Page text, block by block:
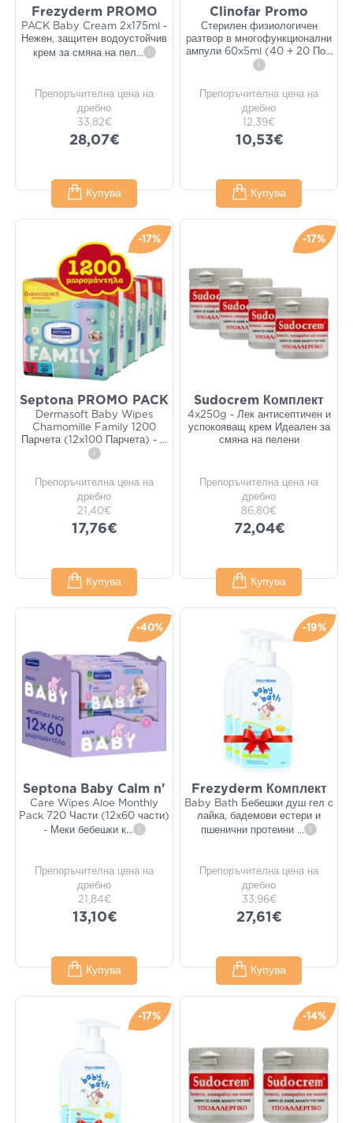
Frezyderm PROMO
PACK Baby Cream 2x175ml -
Нежен, защитен водоустойчив
крем за смяна на пел... i
Препоръчителна цена на
дребно
33,82€
28,07€
Купува
Clinofar Promo
Стерилен физиологичен
разтвор в многофункционални
ампули 60x5ml (40 + 20 По...
i
Препоръчителна цена на
дребно
12,39€
10,53€
Купува
-17%
Septona PROMO PACK
Dermasoft Baby Wipes
Chamomille Family 1200
Парчета (12x100 Парчета) - ...
i
Препоръчителна цена на
дребно
21,40€
17,76€
Купува
-17%
Sudocrem Комплект
4x250g - Лек антисептичен и
успокояващ крем Идеален за
смяна на пелени
Препоръчителна цена на
дребно
86,80€
72,04€
Купува
-40%
Septona Baby Calm n'
Care Wipes Aloe Monthly
Pack 720 Части (12x60 части)
- Меки бебешки к... i
Препоръчителна цена на
дребно
21,84€
13,10€
Купува
-19%
Frezyderm Комплект
Baby Bath Бебешки душ гел с
лайка, бадемови естери и
пшенични протеини ... i
Препоръчителна цена на
дребно
33,96€
27,61€
Купува
-17% -14%